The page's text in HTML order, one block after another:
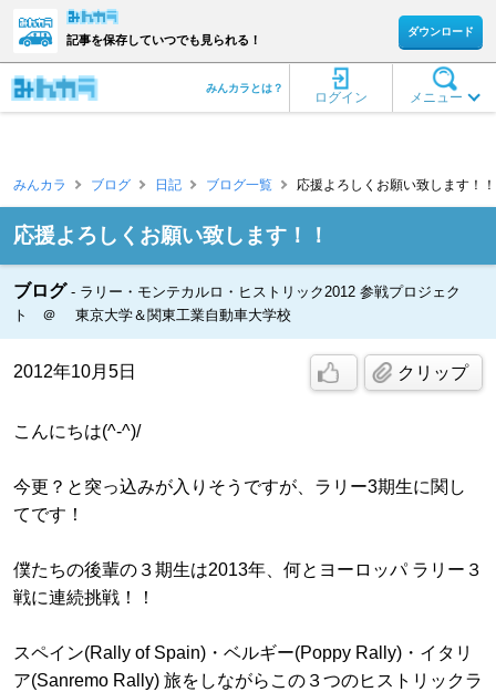
記事を保存していつでも見られる！
ダウンロード
メニュー
ログイン
みんカラとは？
みんカラ ブログ 日記 ブログ一覧 応援よろしくお願い致します！
応援よろしくお願い致します！！
ブログ
ラリー・モンテカルロ・ヒストリック2012 参戦プロジェク
ト ＠ 東京大学＆関東工業自動車大学校
2012年10月5日 クリップ
こんにちは(^-^)/
今更？と突っ込みが入りそうですが、ラリー3期生に関し
てです！
僕たちの後輩の３期生は2013年、何とヨーロッパ ラリー３
戦に連続挑戦！！
スペイン(Rally of Spain)・ベルギー(Poppy Rally)・イタリ
ア(Sanremo Rally) 旅をしながらこの３つのヒストリックラ